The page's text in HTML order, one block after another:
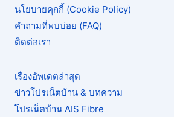
นโยบายคุกกี้ (Cookie Policy)
คำถามที่พบบ่อย (FAQ)
ติดต่อเรา
เรื่องอัพเดตล่าสุด
ข่าวโปรเน็ตบ้าน & บทความ
โปรเน็ตบ้าน AIS Fibre